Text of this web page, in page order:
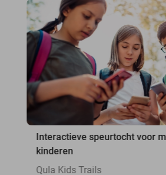
Interactieve speurtocht voor
kinderen
Qula Kids Trails